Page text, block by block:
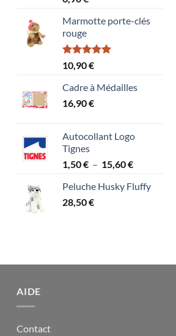
4.00
5Marmotte porte-clés
rouge
Note5.00
sur 5
10,90€
Cadre à Médailles
16,90€
Autocollant Logo
Tignes
1,50€ – 15,60€Plage
prix :
Peluche Husky Fluffy
28,50€
AIDE
Contact